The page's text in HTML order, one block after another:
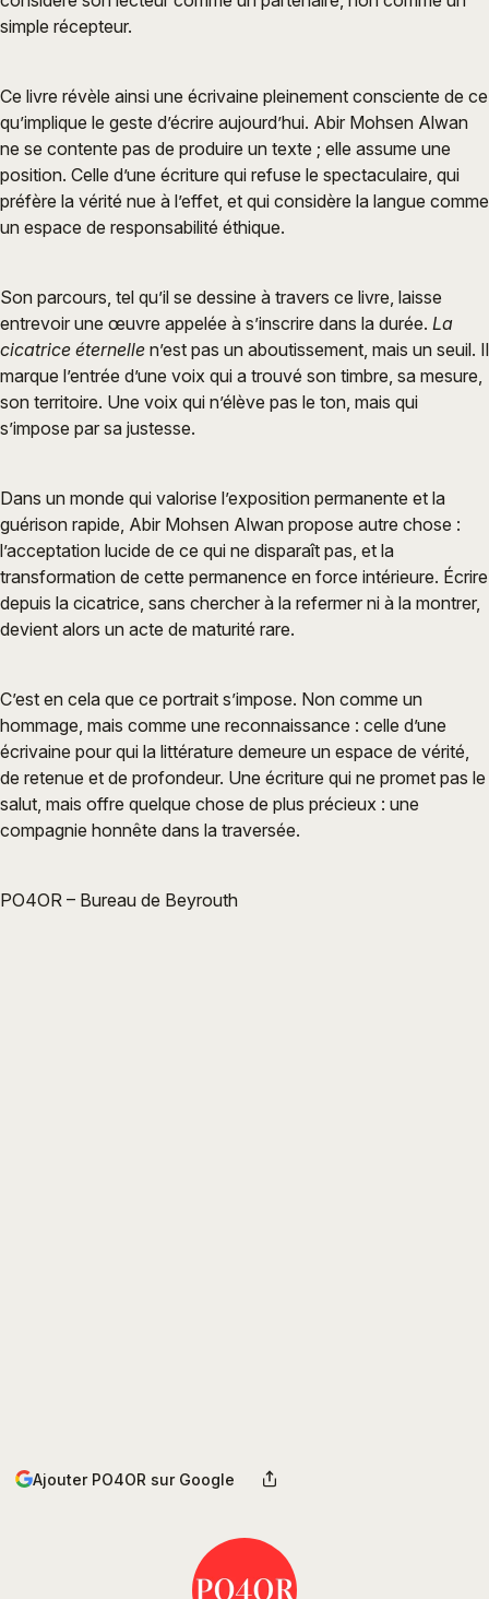
simple récepteur.
Ce livre révèle ainsi une écrivaine pleinement consciente de ce
qu’implique le geste d’écrire aujourd’hui. Abir Mohsen Alwan
ne se contente pas de produire un texte ; elle assume une
position. Celle d’une écriture qui refuse le spectaculaire, qui
préfère la vérité nue à l’effet, et qui considère la langue comme
un espace de responsabilité éthique.
Son parcours, tel qu’il se dessine à travers ce livre, laisse
entrevoir une œuvre appelée à s’inscrire dans la durée. La
cicatrice éternelle n’est pas un aboutissement, mais un seuil. Il
marque l’entrée d’une voix qui a trouvé son timbre, sa mesure,
son territoire. Une voix qui n’élève pas le ton, mais qui
s’impose par sa justesse.
Dans un monde qui valorise l’exposition permanente et la
guérison rapide, Abir Mohsen Alwan propose autre chose :
l’acceptation lucide de ce qui ne disparaît pas, et la
transformation de cette permanence en force intérieure. Écrire
depuis la cicatrice, sans chercher à la refermer ni à la montrer,
devient alors un acte de maturité rare.
C’est en cela que ce portrait s’impose. Non comme un
hommage, mais comme une reconnaissance : celle d’une
écrivaine pour qui la littérature demeure un espace de vérité,
de retenue et de profondeur. Une écriture qui ne promet pas le
salut, mais offre quelque chose de plus précieux : une
compagnie honnête dans la traversée.
PO4OR – Bureau de Beyrouth
Ajouter PO4OR sur Google